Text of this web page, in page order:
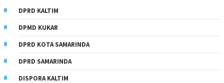
DPRD KALTIM
DPMD KUKAR
DPRD KOTA SAMARINDA
DPRD SAMARINDA
DISPORA KALTIM